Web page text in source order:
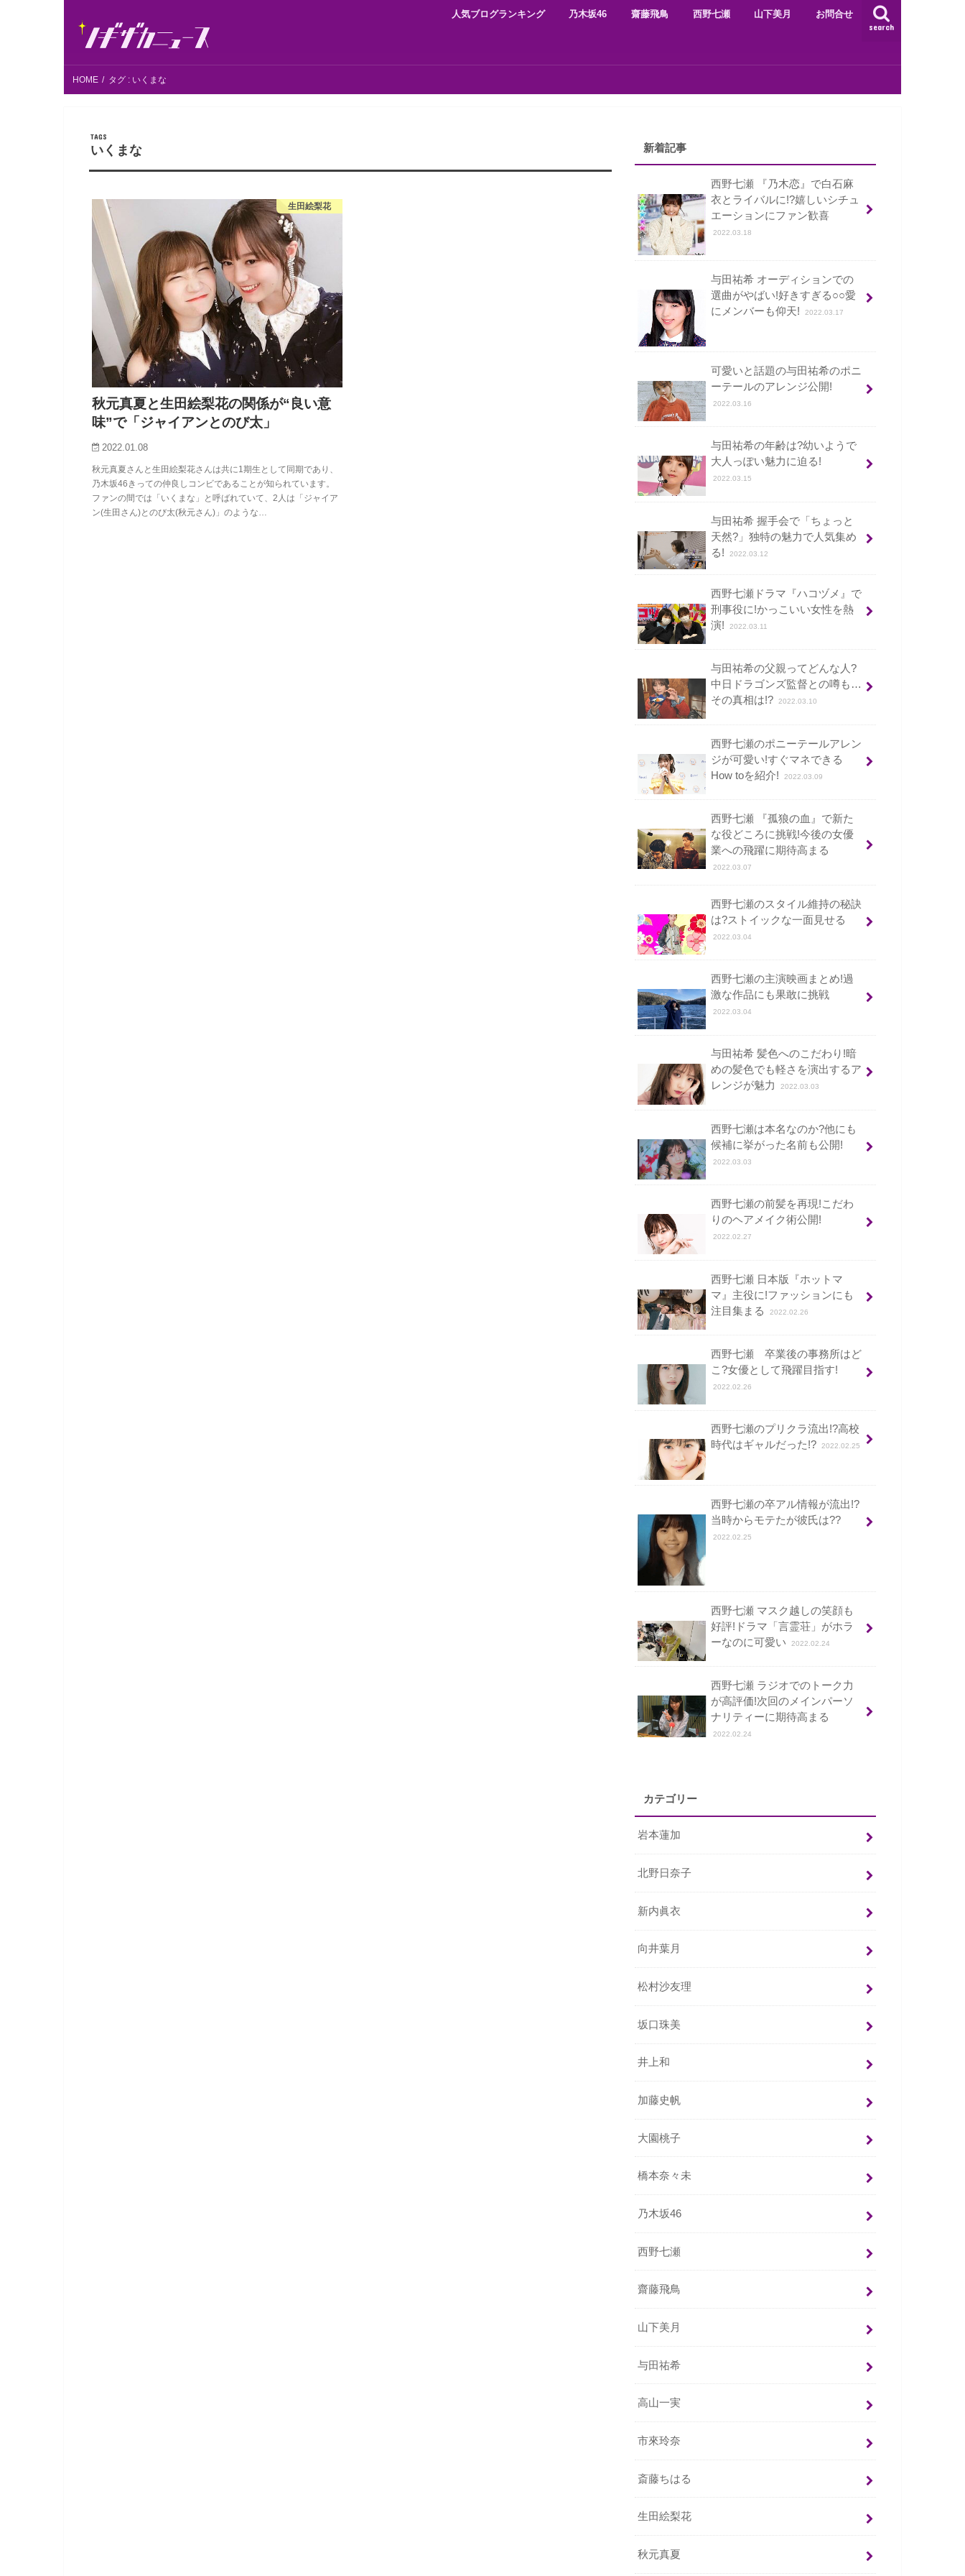
search
人気ブログランキング 乃木坂46 齋藤飛鳥 西野七瀬 山下美月 お問合せ
HOME タグ : いくまな
いくまな
生田絵梨花
秋元真夏と生田絵梨花の関係が“良い意
味”で「ジャイアンとのび太」
2022.01.08
秋元真夏さんと生田絵梨花さんは共に1期生として同期であり、
乃木坂46きっての仲良しコンビであることが知られています。
ファンの間では「いくまな」と呼ばれていて、2人は「ジャイア
ン(生田さん)とのび太(秋元さん)」のような…
新着記事
西野七瀬 『乃木恋』で白石麻
衣とライバルに!?嬉しいシチュ
エーションにファン歓喜
2022.03.18
与田祐希 オーディションでの
選曲がやばい!好きすぎる○○愛
にメンバーも仰天!
2022.03.17
可愛いと話題の与田祐希のポニ
ーテールのアレンジ公開!
2022.03.16
与田祐希の年齢は?幼いようで
大人っぽい魅力に迫る!
2022.03.15
与田祐希 握手会で「ちょっと
天然?」独特の魅力で人気集め
る!
2022.03.12
西野七瀬ドラマ『ハコヅメ』で
刑事役に!かっこいい女性を熱
演!
2022.03.11
与田祐希の父親ってどんな人?
中日ドラゴンズ監督との噂も…
その真相は!?
2022.03.10
西野七瀬のポニーテールアレン
ジが可愛い!すぐマネできる
How toを紹介!
2022.03.09
西野七瀬 『孤狼の血』で新た
な役どころに挑戦!今後の女優
業への飛躍に期待高まる
2022.03.07
西野七瀬のスタイル維持の秘訣
は?ストイックな一面見せる
2022.03.04
西野七瀬の主演映画まとめ!過
激な作品にも果敢に挑戦
2022.03.04
与田祐希 髪色へのこだわり!暗
めの髪色でも軽さを演出するア
レンジが魅力
2022.03.03
西野七瀬は本名なのか?他にも
候補に挙がった名前も公開!
2022.03.03
西野七瀬の前髪を再現!こだわ
りのヘアメイク術公開!
2022.02.27
西野七瀬 日本版『ホットマ
マ』主役に!ファッションにも
注目集まる
2022.02.26
西野七瀬 卒業後の事務所はど
こ?女優として飛躍目指す!
2022.02.26
西野七瀬のプリクラ流出!?高校
時代はギャルだった!?
2022.02.25
西野七瀬の卒アル情報が流出!?
当時からモテたが彼氏は??
2022.02.25
西野七瀬 マスク越しの笑顔も
好評!ドラマ「言霊荘」がホラ
ーなのに可愛い
2022.02.24
西野七瀬 ラジオでのトーク力
が高評価!次回のメインパーソ
ナリティーに期待高まる
2022.02.24
カテゴリー
岩本蓮加
北野日奈子
新内眞衣
向井葉月
松村沙友理
坂口珠美
井上和
加藤史帆
大園桃子
橋本奈々未
乃木坂46
西野七瀬
齋藤飛鳥
山下美月
与田祐希
高山一実
市來玲奈
斎藤ちはる
生田絵梨花
秋元真夏